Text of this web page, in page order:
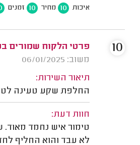
איכות 10 מחיר 10 זמנים
פרטי הלקוח שמורים
משוב: 06/01/2025
תיאור השירות:
החלפת שקע טעינה
חוות דעת:
טימור איש נחמד
לא עבד והוא החליף
10